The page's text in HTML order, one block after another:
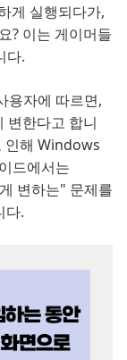
게 실행되다가,
? 이는 게이머들
다.
용자에 따르면,
변한다고 합니
인해 Windows
드에서는
변하는" 문제를
다.